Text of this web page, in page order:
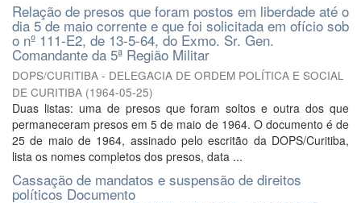
Relação de presos que foram postos em liberdade até o
dia 5 de maio corrente e que foi solicitada em ofício sob
o nº 111-E2, de 13-5-64, do Exmo. Sr. Gen.
Comandante da 5ª Região Militar
DOPS/CURITIBA - DELEGACIA DE ORDEM POLÍTICA E SOCIAL
DE CURITIBA (1964-05-25)
Duas listas: uma de presos que foram soltos e outra dos que
permaneceram presos em 5 de maio de 1964. O documento é de
25 de maio de 1964, assinado pelo escritão da DOPS/Curitiba,
lista os nomes completos dos presos, data ...
Cassação de mandatos e suspensão de direitos
políticos Documento